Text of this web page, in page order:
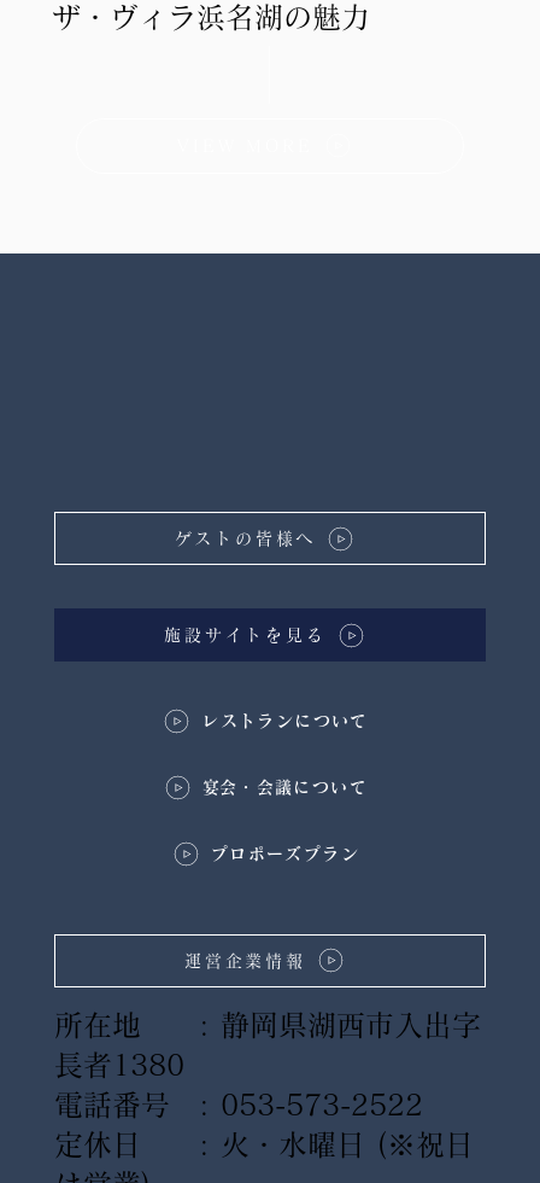
ザ・ヴィラ浜名湖の魅力
所在地 : 静岡県湖西市入出字
長者1380
電話番号 : 053-573-2522
定休日 : 火・水曜日
(※祝日
施設サイトを見る
ゲストの皆様へ
運営企業情報
​宴会・会議について
プロポーズプラン
レストランについて